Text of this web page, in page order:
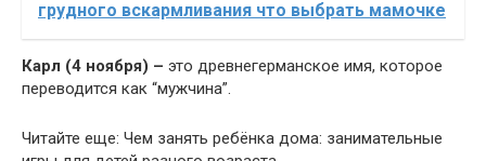
грудного вскармливания что выбрать мамочке
Карл (4 ноября) – это древнегерманское имя, которое
переводится как “мужчина”.
Читайте еще: Чем занять ребёнка дома: занимательные